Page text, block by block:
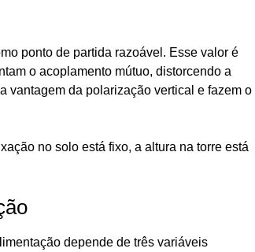
ponto de partida razoável. Esse valor é
o acoplamento mútuo, distorcendo a
vantagem da polarização vertical e fazem o
no solo está fixo, a altura na torre está
depende de três variáveis